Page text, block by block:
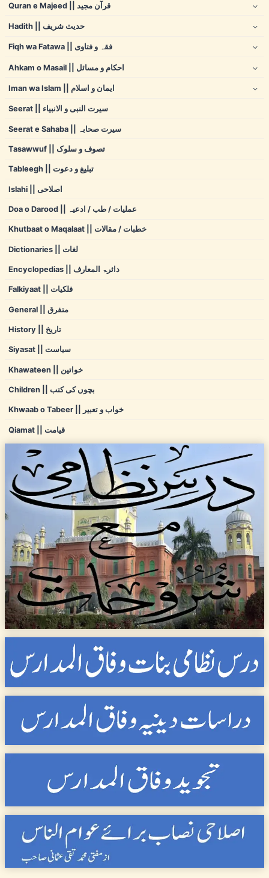
Quran e Majeed || قرآن مجید
Hadith || حدیث شریف
Fiqh wa Fatawa || فقہ و فتاوی
Ahkam o Masail || احکام و مسائل
Iman wa Islam || ایمان و اسلام
Seerat || سیرت النبی و الانبیاء
Seerat e Sahaba || سیرت صحابہ
Tasawwuf || تصوف و سلوک
Tableegh || تبلیغ و دعوت
Islahi || اصلاحی
Doa o Darood || عملیات / طب / ادعیہ
Khutbaat o Maqalaat || خطبات / مقالات
Dictionaries || لغات
Encyclopedias || دائرۃ المعارف
Falkiyaat || فلکیات
General || متفرق
History || تاریخ
Siyasat || سیاست
Khawateen || خواتین
Children || بچوں کی کتب
Khwaab o Tabeer || خواب و تعبیر
Qiamat || قیامت